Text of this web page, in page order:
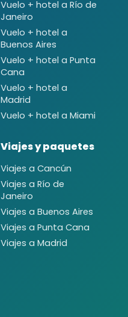
Vuelo + hotel a Río de
Janeiro
Vuelo + hotel a
Buenos Aires
Vuelo + hotel a Punta
Cana
Vuelo + hotel a
Madrid
Vuelo + hotel a Miami
Viajes y paquetes
Viajes a Cancún
Viajes a Río de
Janeiro
Viajes a Buenos Aires
Viajes a Punta Cana
Viajes a Madrid